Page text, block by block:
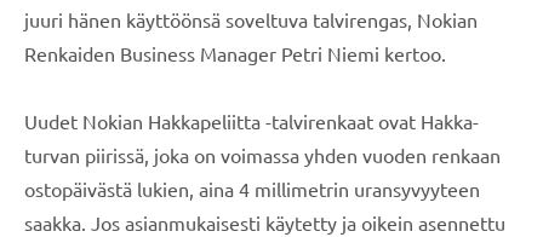
juuri hänen käyttöönsä soveltuva talvirengas, Nokian
Renkaiden Business Manager Petri Niemi kertoo.
Uudet Nokian Hakkapeliitta -talvirenkaat ovat Hakka-
turvan piirissä, joka on voimassa yhden vuoden renkaan
ostopäivästä lukien, aina 4 millimetrin uransyvyyteen
saakka. Jos asianmukaisesti käytetty ja oikein asennettu